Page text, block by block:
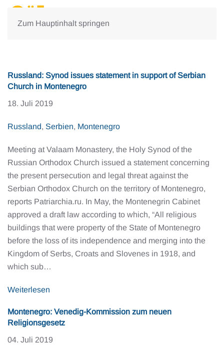
Zum Hauptinhalt springen
Russland: Synod issues statement in support of Serbian
Church in Montenegro
18. Juli 2019
Russland, Serbien, Montenegro
Meeting at Valaam Monastery, the Holy Synod of the
Russian Orthodox Church issued a statement concerning
the present persecution and legal threat against the
Serbian Orthodox Church on the territory of Montenegro,
reports Patriarchia.ru. In May, the Montenegrin Cabinet
approved a draft law according to which, “All religious
buildings that were property of the State of Montenegro
before the loss of its independence and merging into the
Kingdom of Serbs, Croats and Slovenes in 1918, and
which sub…
Weiterlesen
Montenegro: Venedig-Kommission zum neuen
Religionsgesetz
04. Juli 2019